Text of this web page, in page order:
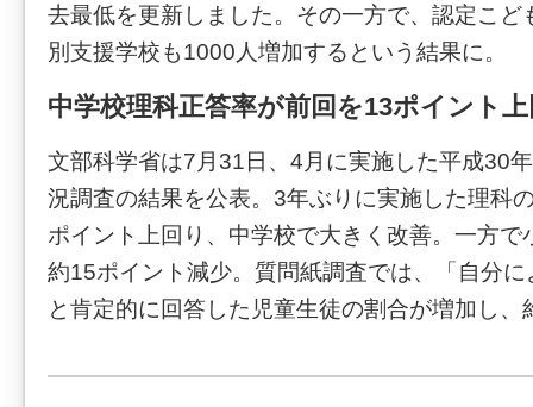
去最低を更新しました。その一方で、認定こ
別支援学校も1000人増加するという結果に。
中学校理科正答率が前回を13ポイント
文部科学省は7月31日、4月に実施した平成30
況調査の結果を公表。3年ぶりに実施した理科
ポイント上回り、中学校で大きく改善。一方で
約15ポイント減少。質問紙調査では、「自分
と肯定的に回答した児童生徒の割合が増加し、